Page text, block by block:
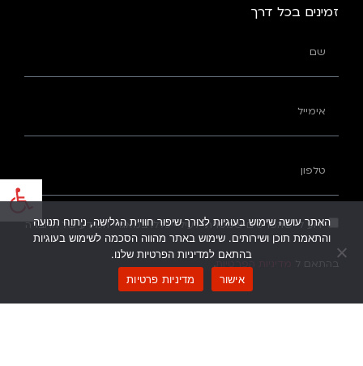
זמינים בכל דרך
ידוע לי שהפרטים שמסרתי לעיל ייכללו במאגרי המידע של החברה
בהתאם ל
האתר עושה שימוש בעוגיות לצורך שיפור חוויית הגלישה, ניתוח תנועה
והתאמת תוכן ושירותים. שימוש באתר מהווה הסכמה לשימוש בעוגיות
בהתאם למדיניות הפרטיות שלנו.
אישור
מדיניות פרטיות